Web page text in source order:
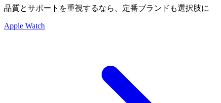
品質とサポートを重視するなら、定番ブランドも選択肢に
Apple Watch